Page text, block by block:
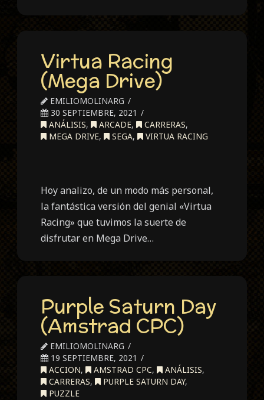
Virtua Racing
(Mega Drive)
EMILIOMOLINARG
30 SEPTIEMBRE, 2021
ANÁLISIS, ARCADE, CARRERAS,
MEGA DRIVE, SEGA, VIRTUA RACING
Hoy analizo, de un modo más personal,
la fantástica versión del genial «Virtua
Racing» que tuvimos la suerte de
disfrutar en Mega Drive…
Purple Saturn Day
(Amstrad CPC)
EMILIOMOLINARG
19 SEPTIEMBRE, 2021
ACCION, AMSTRAD CPC, ANÁLISIS,
CARRERAS, PURPLE SATURN DAY,
PUZZLE